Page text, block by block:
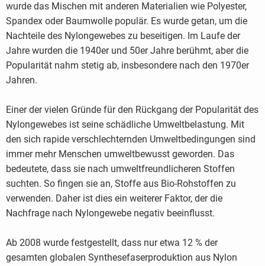
wurde das Mischen mit anderen Materialien wie Polyester,
Spandex oder Baumwolle populär. Es wurde getan, um die
Nachteile des Nylongewebes zu beseitigen. Im Laufe der
Jahre wurden die 1940er und 50er Jahre berühmt, aber die
Popularität nahm stetig ab, insbesondere nach den 1970er
Jahren.
Einer der vielen Gründe für den Rückgang der Popularität des
Nylongewebes ist seine schädliche Umweltbelastung. Mit
den sich rapide verschlechternden Umweltbedingungen sind
immer mehr Menschen umweltbewusst geworden. Das
bedeutete, dass sie nach umweltfreundlicheren Stoffen
suchten. So fingen sie an, Stoffe aus Bio-Rohstoffen zu
verwenden. Daher ist dies ein weiterer Faktor, der die
Nachfrage nach Nylongewebe negativ beeinflusst.
Ab 2008 wurde festgestellt, dass nur etwa 12 % der
gesamten globalen Synthesefaserproduktion aus Nylon